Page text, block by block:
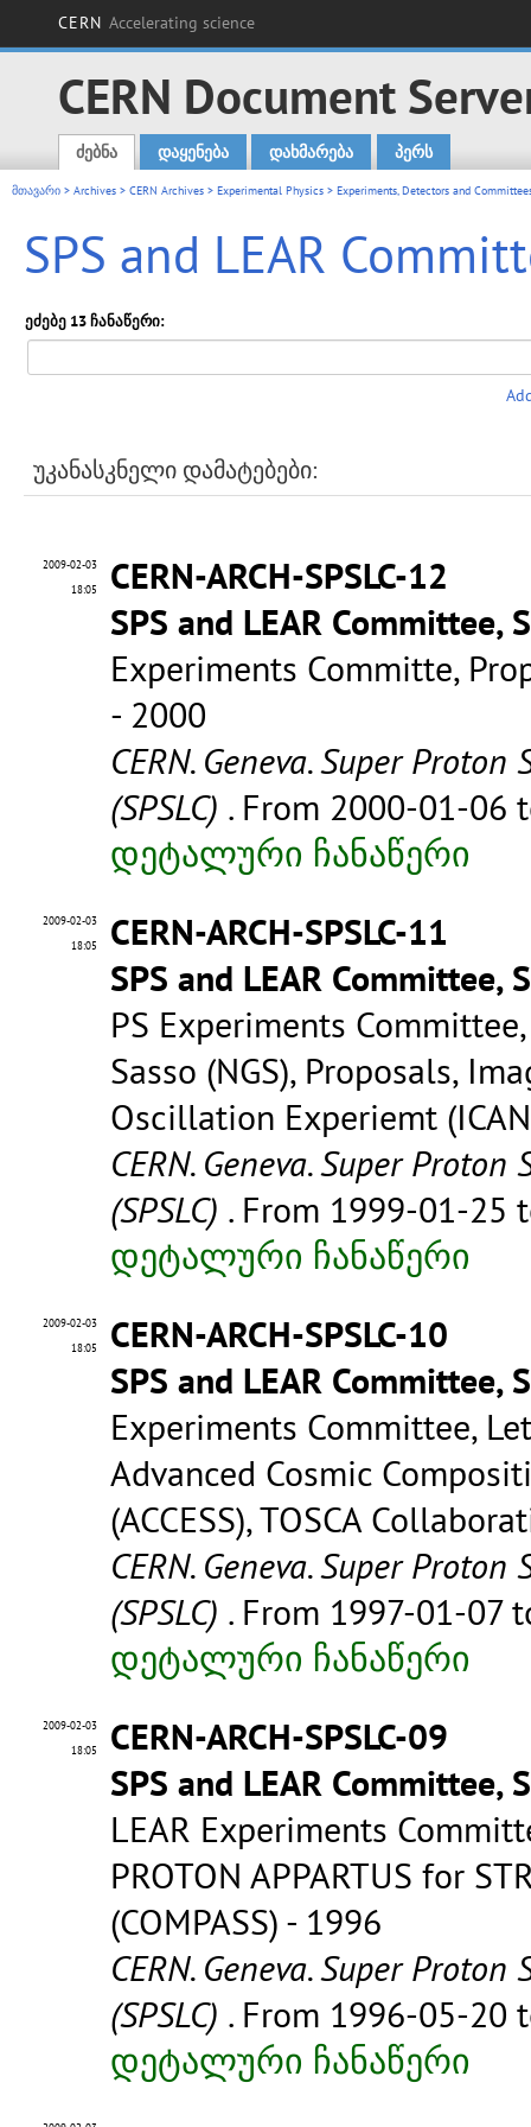
CERN Accelerating science
CERN Document
Main menu
ძებნა დაყენება დახმარება პერს
მთავარი > Archives > CERN Archives > Experimental Physics > Experiments, Detectors and
SPS and LEAR
ეძებე 13 ჩანაწერი:
უკანასკნელი დამატებები:
2009-02-03
18:05
CERN-ARCH-SPSLC-12
SPS and LEAR Committee,
Experiments Committe,
- 2000
CERN. Geneva. Super
(SPSLC) . From 2000-01-06
დეტალური ჩანაწერი
2009-02-03
18:05
CERN-ARCH-SPSLC-11
SPS and LEAR Committee,
PS Experiments
Sasso (NGS), Proposals,
Oscillation Experiemt
CERN. Geneva. Super
(SPSLC) . From 1999-01-25
დეტალური ჩანაწერი
2009-02-03
18:05
CERN-ARCH-SPSLC-10
SPS and LEAR Committee,
Experiments Committee,
Advanced Cosmic
(ACCESS), TOSCA
CERN. Geneva. Super
(SPSLC) . From 1997-01-07
დეტალური ჩანაწერი
2009-02-03
18:05
CERN-ARCH-SPSLC-09
SPS and LEAR Committee,
LEAR Experiments
PROTON APPARTUS for
(COMPASS) - 1996
CERN. Geneva. Super
(SPSLC) . From 1996-05-20
დეტალური ჩანაწერი